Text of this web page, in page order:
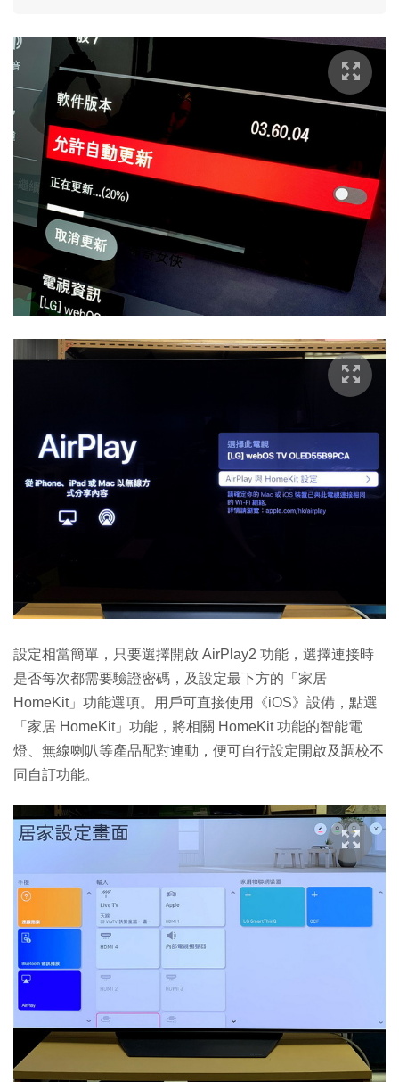
設定相當簡單，只要選擇開啟 AirPlay2 功能，選擇連接時
是否每次都需要驗證密碼，及設定最下方的「家居
HomeKit」功能選項。用戶可直接使用《iOS》設備，點選
「家居 HomeKit」功能，將相關 HomeKit 功能的智能電
燈、無線喇叭等產品配對連動，便可自行設定開啟及調校不
同自訂功能。